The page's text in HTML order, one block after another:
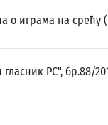
о играма на срећу
РС", бр.88/